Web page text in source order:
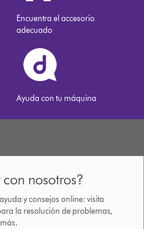
Encuentra el accesorio
adecuado
Ayuda con tu máquina
nosotros?
y consejos online: visita
la resolución de problemas,